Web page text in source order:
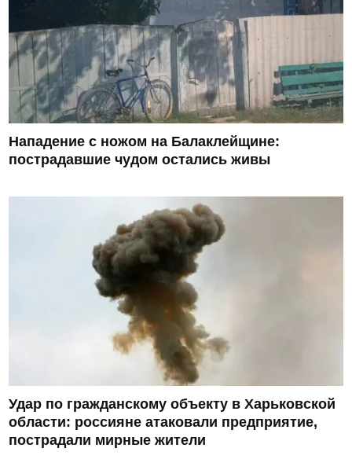
Нападение с ножом на Балаклейщине:
пострадавшие чудом остались живы
Удар по гражданскому объекту в Харьковской
области: россияне атаковали предприятие,
пострадали мирные жители